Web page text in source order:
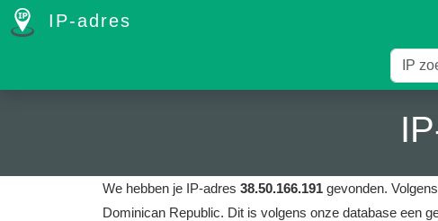
IP-adres
We hebben je IP-adres 38.50.166.191 gevonden.
Dominican Republic. Dit is volgens onze database een